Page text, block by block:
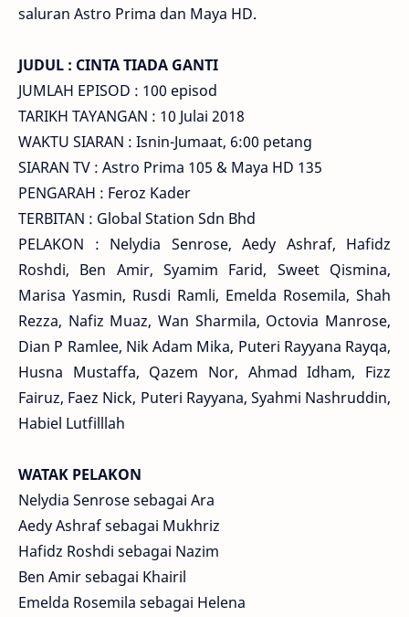
saluran Astro Prima dan Maya HD.
JUDUL : CINTA TIADA GANTI
JUMLAH EPISOD : 100 episod
TARIKH TAYANGAN : 10 Julai 2018
WAKTU SIARAN : Isnin-Jumaat, 6:00 petang
SIARAN TV : Astro Prima 105 & Maya HD 135
PENGARAH : Feroz Kader
TERBITAN : Global Station Sdn Bhd
PELAKON : Nelydia Senrose, Aedy Ashraf, Hafidz
Roshdi, Ben Amir, Syamim Farid, Sweet Qismina,
Marisa Yasmin, Rusdi Ramli, Emelda Rosemila, Shah
Rezza, Nafiz Muaz, Wan Sharmila, Octovia Manrose,
Dian P Ramlee, Nik Adam Mika, Puteri Rayyana Rayqa,
Husna Mustaffa, Qazem Nor, Ahmad Idham, Fizz
Fairuz, Faez Nick, Puteri Rayyana, Syahmi Nashruddin,
Habiel Lutfilllah
WATAK PELAKON
Nelydia Senrose sebagai Ara
Aedy Ashraf sebagai Mukhriz
Hafidz Roshdi sebagai Nazim
Ben Amir sebagai Khairil
Emelda Rosemila sebagai Helena